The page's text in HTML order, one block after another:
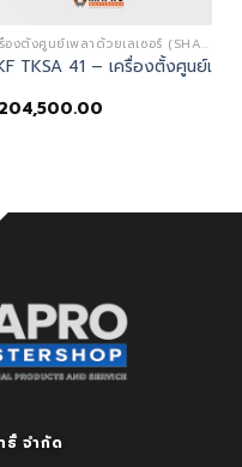
ดี
เครื่องตั้งศูนย์เพลาด้วยเลเซอร์ (SHAFT ALIGNMENT LASER TOOLS)
TKSA 41 – เครื่องตั้งศูนย์เพ
204,500.00
ธิ์ จำกัด